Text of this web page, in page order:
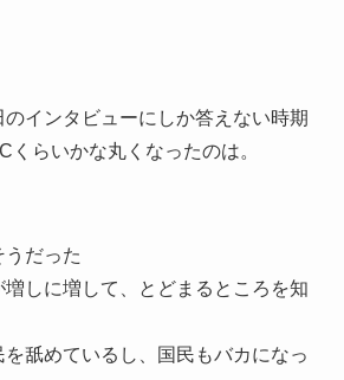
インタビューにしか答えない時期
くらいかな丸くなったのは。
だった
しに増して、とどまるところを知
舐めているし、国民もバカになっ